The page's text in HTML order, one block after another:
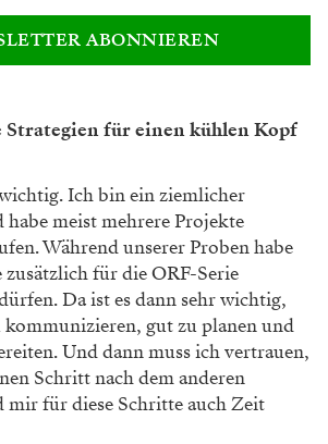
ABONNIEREN
Strategien für einen kühlen Kopf
Ich bin ein ziemlicher
habe meist mehrere Projekte
Während unserer Proben habe
zusätzlich für die ORF-Serie
Da ist es dann sehr wichtig,
gut zu planen und
Und dann muss ich vertrauen,
Schritt nach dem anderen
mir für diese Schritte auch Zeit